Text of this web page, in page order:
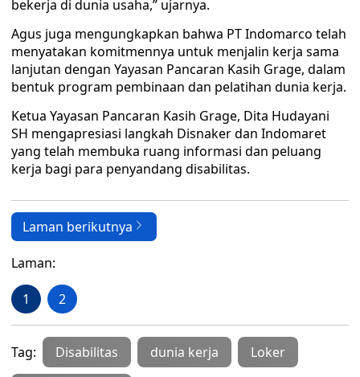
bekerja di dunia usaha,” ujarnya.
Agus juga mengungkapkan bahwa PT Indomarco telah
menyatakan komitmennya untuk menjalin kerja sama
lanjutan dengan Yayasan Pancaran Kasih Grage, dalam
bentuk program pembinaan dan pelatihan dunia kerja.
Ketua Yayasan Pancaran Kasih Grage, Dita Hudayani
SH mengapresiasi langkah Disnaker dan Indomaret
yang telah membuka ruang informasi dan peluang
kerja bagi para penyandang disabilitas.
Laman berikutnya
Laman:
1 2
Tag: Disabilitas dunia kerja Loker